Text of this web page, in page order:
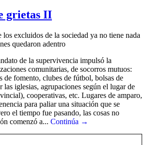
final
grietas II
excluidos de la sociedad ya no tiene nada
quedaron adentro
de la supervivencia impulsó la
comunitarias, de socorros mutuos:
de fomento, clubes de fútbol, bolsas de
las iglesias, agrupaciones según el lugar de
cooperativas, etc. Lugares de amparo,
para paliar una situación que se
el tiempo fue pasando, las cosas no
comenzó a... Continúa →